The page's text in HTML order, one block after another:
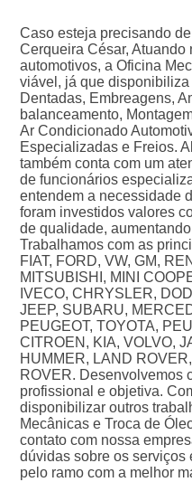
Caso esteja precisando
Cerqueira César,
automotivos, a Oficina
viável, já que
Dentadas, Embreagens,
balanceamento,
Ar Condicionado
Especializadas e Freios.
também conta com um
de funcionários
entendem a necessidade
foram investidos valores
de qualidade,
Trabalhamos com as
FIAT, FORD, VW, GM,
MITSUBISHI, MINI
IVECO, CHRYSLER,
JEEP, SUBARU,
PEUGEOT, TOYOTA,
CITROEN, KIA, VOLVO,
HUMMER, LAND
ROVER. Desenvolvemos
profissional e objetiva.
disponibilizar outros
Mecânicas e Troca de
contato com nossa
dúvidas sobre os
pelo ramo com a melhor